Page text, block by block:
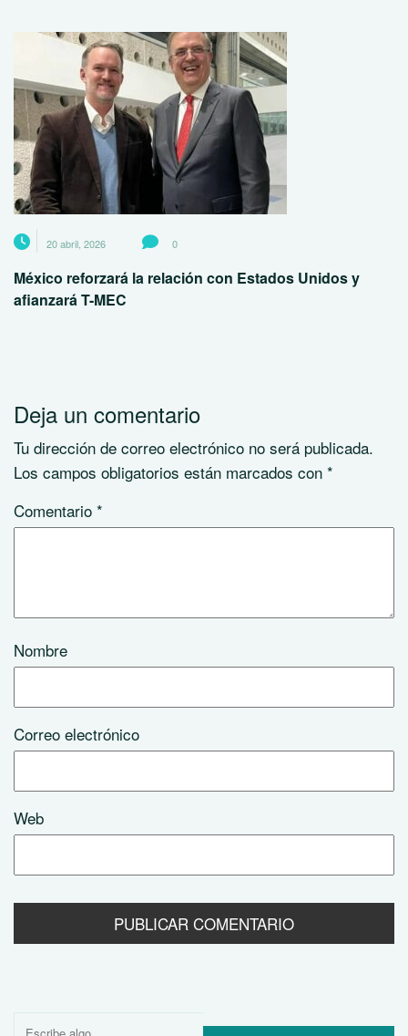
20 abril, 2026 0
México reforzará la relación con Estados Unidos y
afianzará T-MEC
Deja un comentario
Tu dirección de correo electrónico no será publicada.
Los campos obligatorios están marcados con *
Comentario *
Nombre
Correo electrónico
Web
Buscar